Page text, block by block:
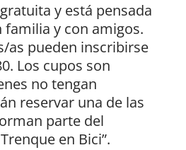
y está pensada
familia y con amigos.
as pueden inscribirse
Los cupos son
no tengan
reservar una de las
parte del
en Bici”.